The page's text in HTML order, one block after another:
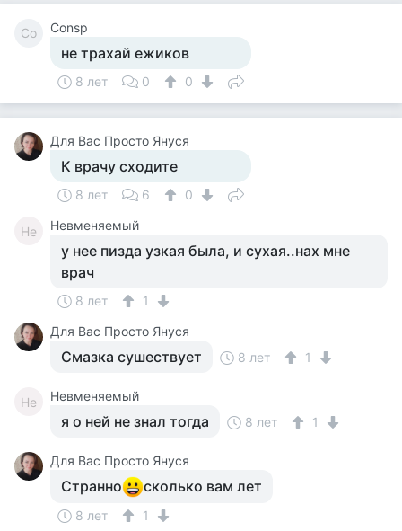
Co Consp
не трахай ежиков
8 лет 0 0
Для Вас Просто Януся
К врачу сходите
8 лет 6 0
Не Невменяемый
у нее пизда узкая была, и сухая..нах мне
врач
8 лет
1
Для Вас Просто Януся
Смазка сушествует 8 лет 1
Не Невменяемый
я о ней не знал тогда 8 лет 1
Для Вас Просто Януся
Странно сколько вам лет
8 лет 1